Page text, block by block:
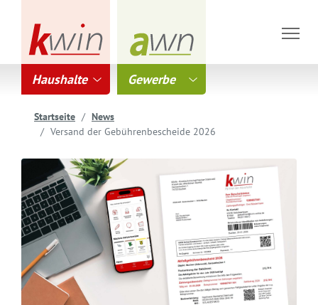
Haushalte Gewerbe
Startseite
News
Versand der Gebührenbescheide 2026